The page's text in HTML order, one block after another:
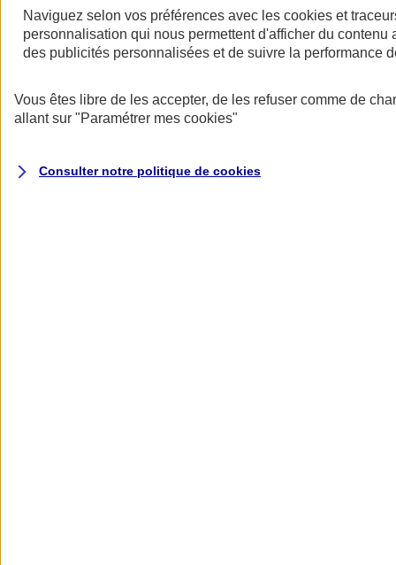
AXA Assurance
Naviguez selon vos préférences avec les cookies et
personnalisation qui nous permettent d'afficher du contenu
des publicités personnalisées et de suivre la performance
Vous êtes libre de les accepter, de les refuser comme de
allant sur "Paramétrer mes cookies"
Consulter notre politique de cookies